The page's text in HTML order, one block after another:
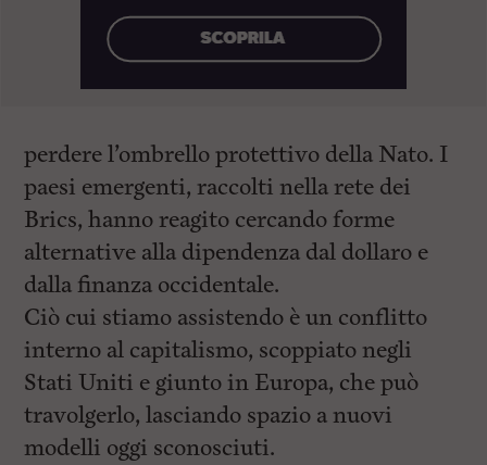
perdere l’ombrello protettivo della Nato. I
paesi emergenti, raccolti nella rete dei
Brics, hanno reagito cercando forme
alternative alla dipendenza dal dollaro e
dalla finanza occidentale.
Ciò cui stiamo assistendo è un conflitto
interno al capitalismo, scoppiato negli
Stati Uniti e giunto in Europa, che può
travolgerlo, lasciando spazio a nuovi
modelli oggi sconosciuti.